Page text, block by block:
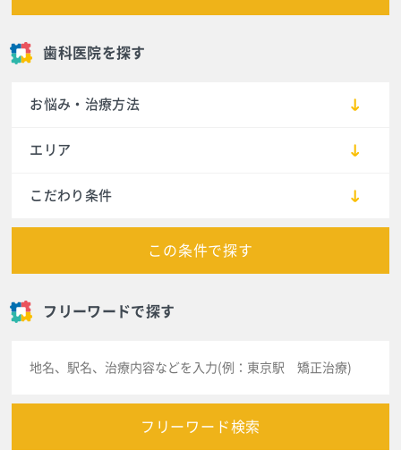
歯科医院を探す
お悩み・治療方法
エリア
こだわり条件
この条件で探す
フリーワードで探す
フリーワード検索